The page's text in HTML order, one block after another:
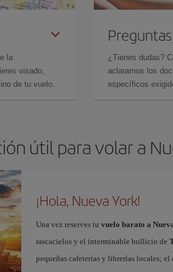
la
visado,
de tu vuelo.
¿Tienes dudas?
aclaramos los
específicos
útil para volar a
¡Hola, Nueva York!
Una vez reserves tu vuelo barato a
rascacielos y el interminable bullicio de
pequeñas cafeterías y librerías locales; el